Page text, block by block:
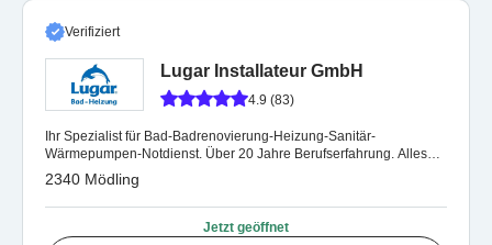
Verifiziert
Lugar Installateur GmbH
4.9 (83)
Ihr Spezialist für Bad-Badrenovierung-Heizung-Sanitär-
Wärmepumpen-Notdienst. Über 20 Jahre Berufserfahrung. Alles
aus einer Hand.
2340 Mödling
Jetzt geöffnet